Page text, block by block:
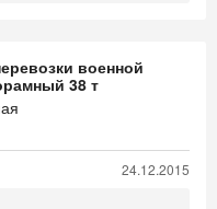
военной
38 т
24.12.2015